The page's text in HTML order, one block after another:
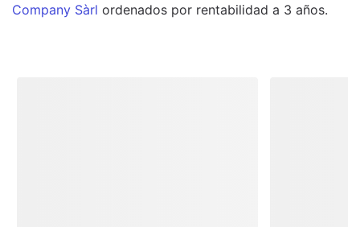
Company Sàrl ordenados por rentabilidad a 3 años.